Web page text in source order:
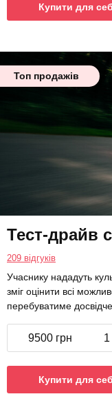
Купити для
Топ продажів
Тест-драйв
209 відгуків
Учаснику нададуть
зміг оцінити всі
перебуватиме
9500 грн
Купити для